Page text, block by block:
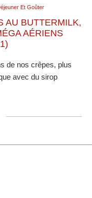
Et Goûter
AU BUTTERMILK,
AÉRIENS
de nos crêpes, plus
avec du sirop